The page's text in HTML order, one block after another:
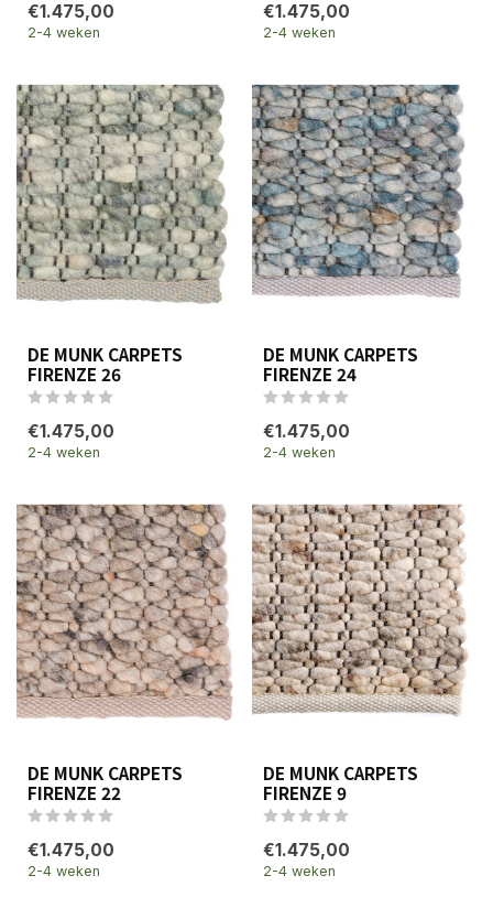
€1.475,00
2-4 weken
€1.475,00
2-4 weken
DE MUNK CARPETS
FIRENZE 26
€1.475,00
2-4 weken
DE MUNK CARPETS
FIRENZE 24
€1.475,00
2-4 weken
DE MUNK CARPETS
FIRENZE 22
€1.475,00
2-4 weken
DE MUNK CARPETS
FIRENZE 9
€1.475,00
2-4 weken